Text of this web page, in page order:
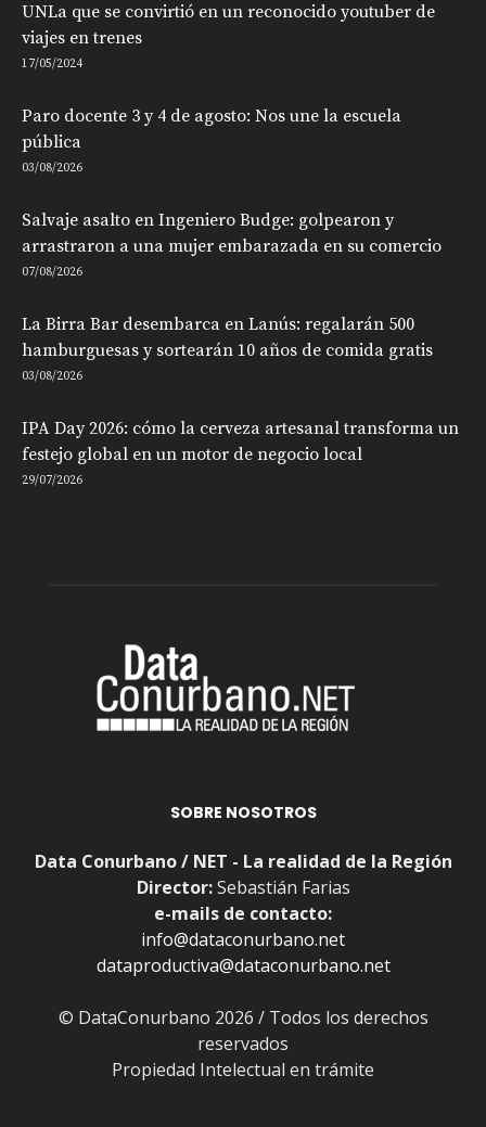
UNLa que se convirtió en un reconocido youtuber de
viajes en trenes
17/05/2024
Paro docente 3 y 4 de agosto: Nos une la escuela
pública
03/08/2026
Salvaje asalto en Ingeniero Budge: golpearon y
arrastraron a una mujer embarazada en su comercio
07/08/2026
La Birra Bar desembarca en Lanús: regalarán 500
hamburguesas y sortearán 10 años de comida gratis
03/08/2026
IPA Day 2026: cómo la cerveza artesanal transforma un
festejo global en un motor de negocio local
29/07/2026
SOBRE NOSOTROS
Data Conurbano / NET - La realidad de la Región
Director:Sebastián Farias
e-mails de contacto:
info@dataconurbano.net
dataproductiva@dataconurbano.net
© DataConurbano 2026 / Todos los derechos
reservados
Propiedad Intelectual en trámite